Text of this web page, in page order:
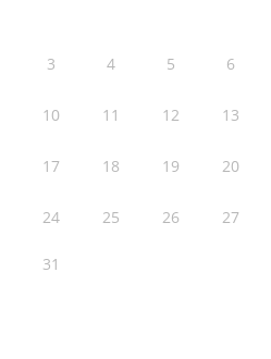
3 4 5 6
10 11 12 13
17 18 19 20
24 25 26 27
31